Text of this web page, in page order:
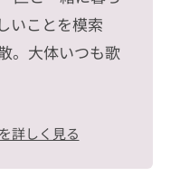
いことを模索
。大体いつも歌
詳しく見る